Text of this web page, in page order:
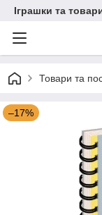
Іграшки та
Товари та
–17%